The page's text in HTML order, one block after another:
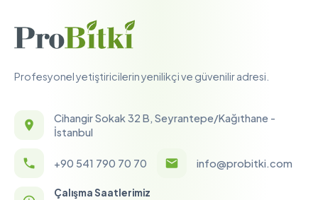
Profesyonel yetiştiricilerin yenilikçi ve güvenilir adresi.
Cihangir Sokak 32 B, Seyrantepe/Kağıthane -
İstanbul
+90 541 790 70 70 info@probitki.com
Çalışma Saatlerimiz